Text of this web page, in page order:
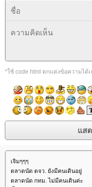
*ใช้ code html ตกแต่งข้อความได้
เจิมๆๆๆ
ตลาดนัด ตจว. ยังมีคนเดินอยู่
ตลาดนัด กทม. ไม่มีคนเดินค่ะ